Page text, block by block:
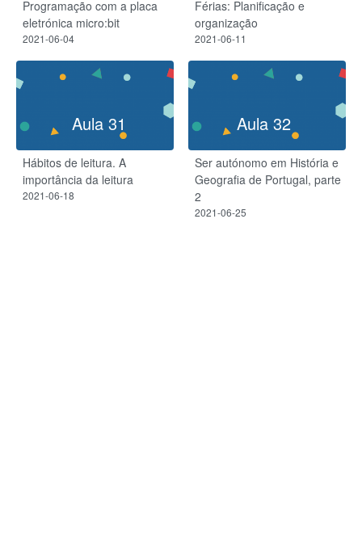
Programação com a placa
eletrónica micro:bit
2021-06-04
Férias: Planificação e
organização
2021-06-11
Aula 31
Hábitos de leitura. A
importância da leitura
2021-06-18
Aula 32
Ser autónomo em História e
Geografia de Portugal, parte
2
2021-06-25